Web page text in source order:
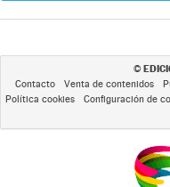
©
Contacto Venta de contenidos
Política cookies
Configuración de